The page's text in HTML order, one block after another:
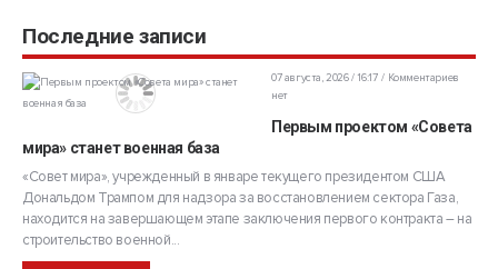
Последние записи
07 августа, 2026 / 16:17
Комментариев
нет
Первым проектом «Совета
мира» станет военная база
«Совет мира», учрежденный в январе текущего президентом США
Дональдом Трампом для надзора за восстановлением сектора Газа,
находится на завершающем этапе заключения первого контракта – на
строительство военной...